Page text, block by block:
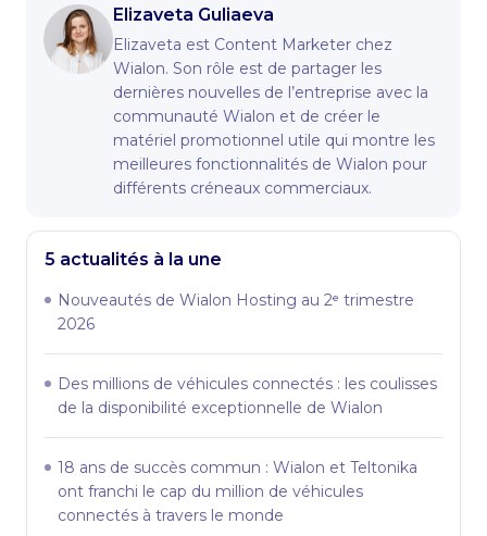
Elizaveta Guliaeva
Elizaveta est Content Marketer chez
Wialon. Son rôle est de partager les
dernières nouvelles de l’entreprise avec la
communauté Wialon et de créer le
matériel promotionnel utile qui montre les
meilleures fonctionnalités de Wialon pour
différents créneaux commerciaux.
5 actualités à la une
Nouveautés de Wialon Hosting au 2ᵉ trimestre
2026
Des millions de véhicules connectés : les coulisses
de la disponibilité exceptionnelle de Wialon
18 ans de succès commun : Wialon et Teltonika
ont franchi le cap du million de véhicules
connectés à travers le monde